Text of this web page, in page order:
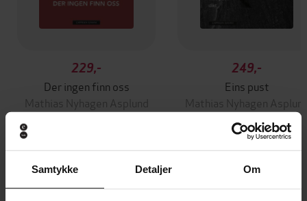
Samtykke Detaljer Om
229,-
Der ingen finn oss
Mathias Nyhagen Asplund
249,-
Eins pust
Mathias Nyhagen
Andre har også kjøpt